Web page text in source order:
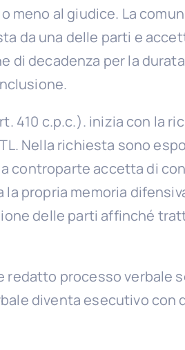
al giudice. La
da una delle parti e
di decadenza per la
410 c.p.c.). inizia con la
Nella richiesta sono
controparte accetta di
propria memoria
delle parti affinché
redatto processo verbale
diventa esecutivo con